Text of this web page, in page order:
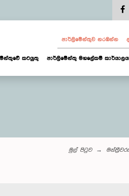
පාර්ලි‌මේන්තුව නරඹන්න
කටයුතු පාර්ලිමේන්තු මහලේකම් කාර්යාලය
මුල් පිටුව